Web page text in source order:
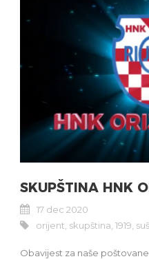
SKUPŠTINA HNK
17 dec 2020
orijent skupština 1919
Obavijest za naše